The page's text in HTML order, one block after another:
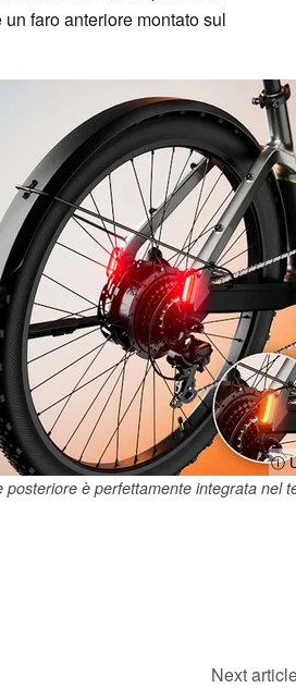
faro anteriore montato sul
ⓘ
posteriore è perfettamente integrata nel
Next